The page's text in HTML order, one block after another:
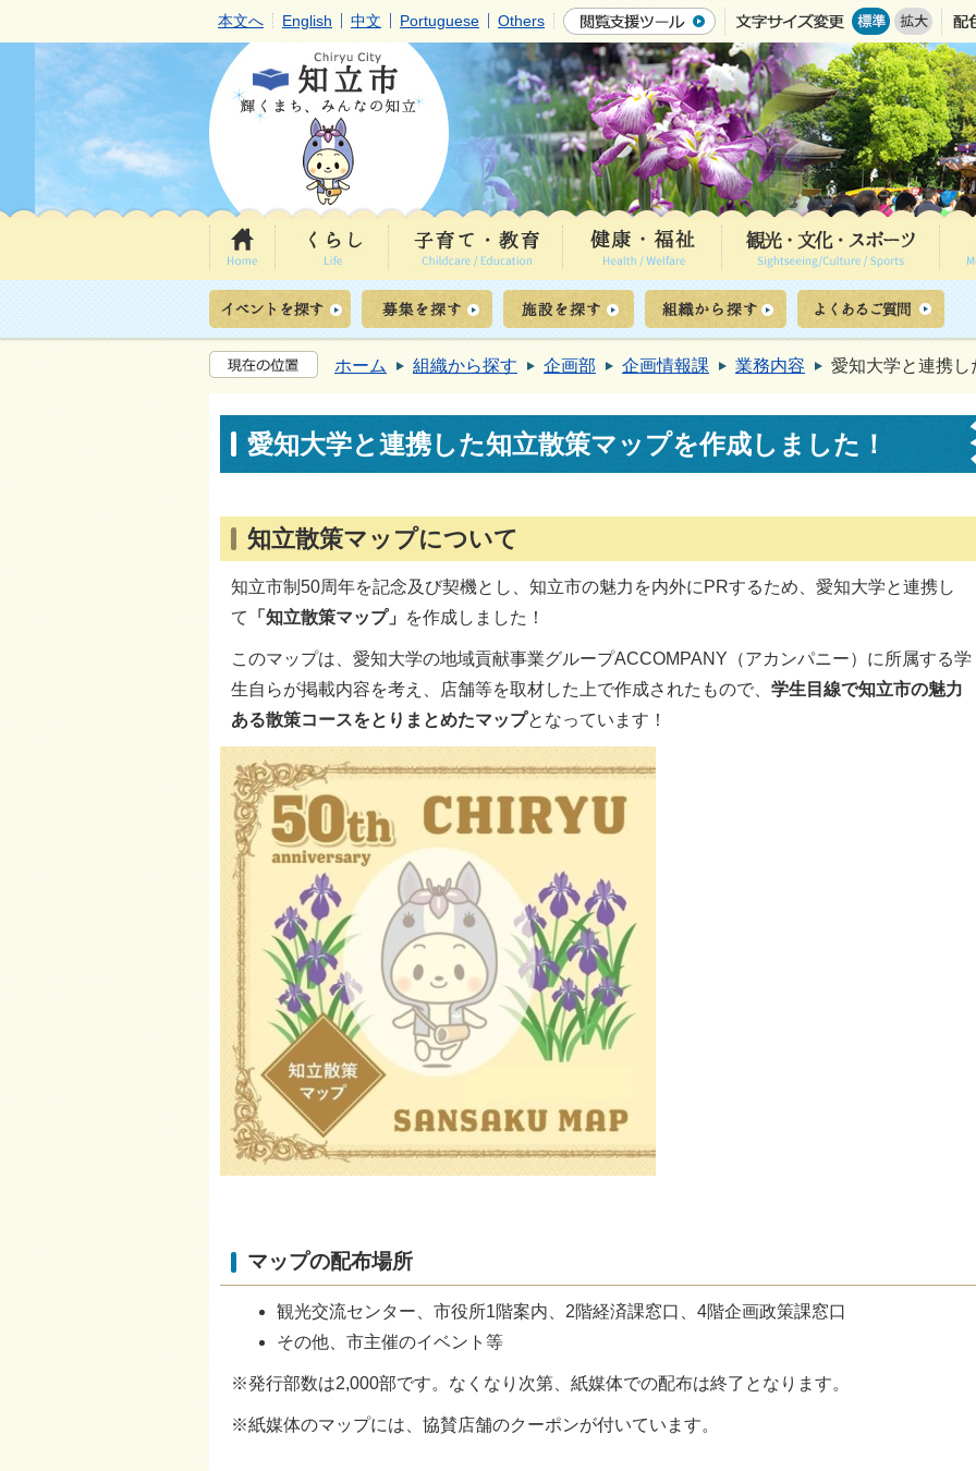
本文へ English 中文 Portuguese Others
ホーム 組織から探す 企画部 企画情報課 業務内容 愛知大学と連携
愛知大学と連携した知立散策マップを作成しました！
知立散策マップについて
知立市制50周年を記念及び契機とし、知立市の魅力を内外にPRするため、愛知大学と連携し
て
「知立散策マップ」 を作成しました！
このマップは、愛知大学の地域貢献事業グループACCOMPANY（アカンパニー）に所属する学
生自らが掲載内容を考え、店舗等を取材した上で作成されたもので、 学生目線で知立市の魅力
ある散策コースをとりまとめたマップとなっています！
マップの配布場所
観光交流センター、市役所1階案内、2階経済課窓口、4階企画政策課窓口
その他、市主催のイベント等
※発行部数は2,000部です。なくなり次第、紙媒体での配布は終了となります。
※紙媒体のマップには、協賛店舗のクーポンが付いています。